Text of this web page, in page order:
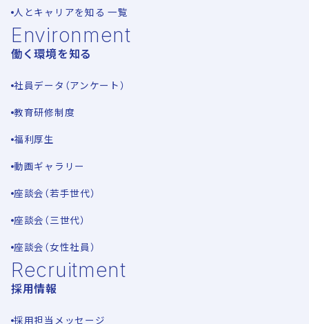
人とキャリアを知る 一覧
Environment
働く環境を知る
社員データ（アンケート）
教育研修制度
福利厚生
動画ギャラリー
座談会（若手世代）
座談会（三世代）
座談会（女性社員）
Recruitment
採用情報
採用担当メッセージ